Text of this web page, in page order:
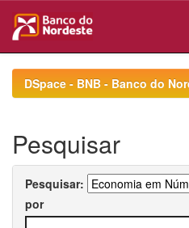
navigationDSpace - BNB - Banco do
Pesquisar
Pesquisar:
por